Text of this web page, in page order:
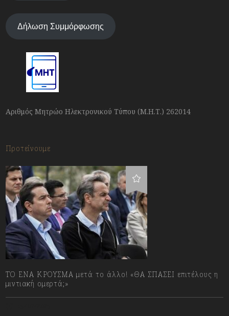
Δήλωση Συμμόρφωσης
Αριθμός Μητρώο Ηλεκτρονικού Τύπου (Μ.Η.Τ.) 262014
Προτείνουμε
ΤΟ ΕΝΑ ΚΡΟΥΣΜΑ μετά το άλλο! «ΘΑ ΣΠΑΣΕΙ επιτέλους η
μιντιακή ομερτά;»